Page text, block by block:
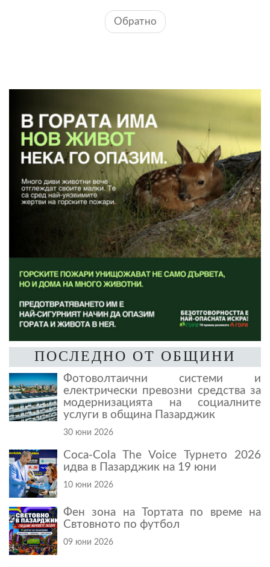
Обратно
ПОСЛЕДНО ОТ ОБЩИНИ
Фотоволтаични системи и
електрически превозни средства за
модернизацията на социалните
услуги в община Пазарджик
30 юни 2026
Coca-Cola The Voice Турнето 2026
идва в Пазарджик на 19 юни
10 юни 2026
Фен зона на Тортата по време на
Свтовното по футбол
09 юни 2026